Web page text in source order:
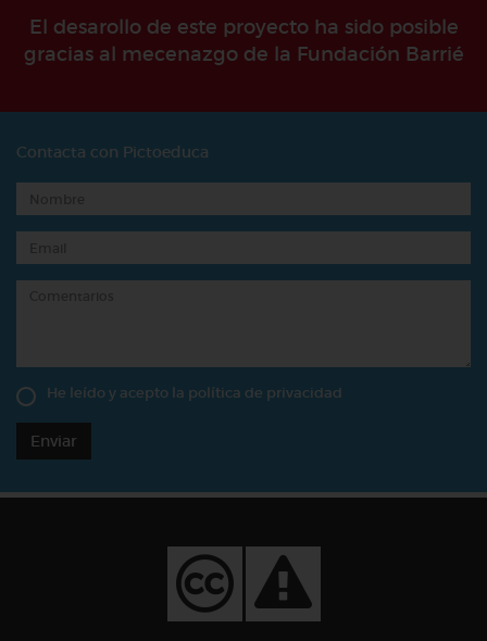
El desarollo de este proyecto ha sido posible
gracias al mecenazgo de la Fundación Barrié
Contacta con Pictoeduca
He leído y acepto la política de privacidad
Enviar